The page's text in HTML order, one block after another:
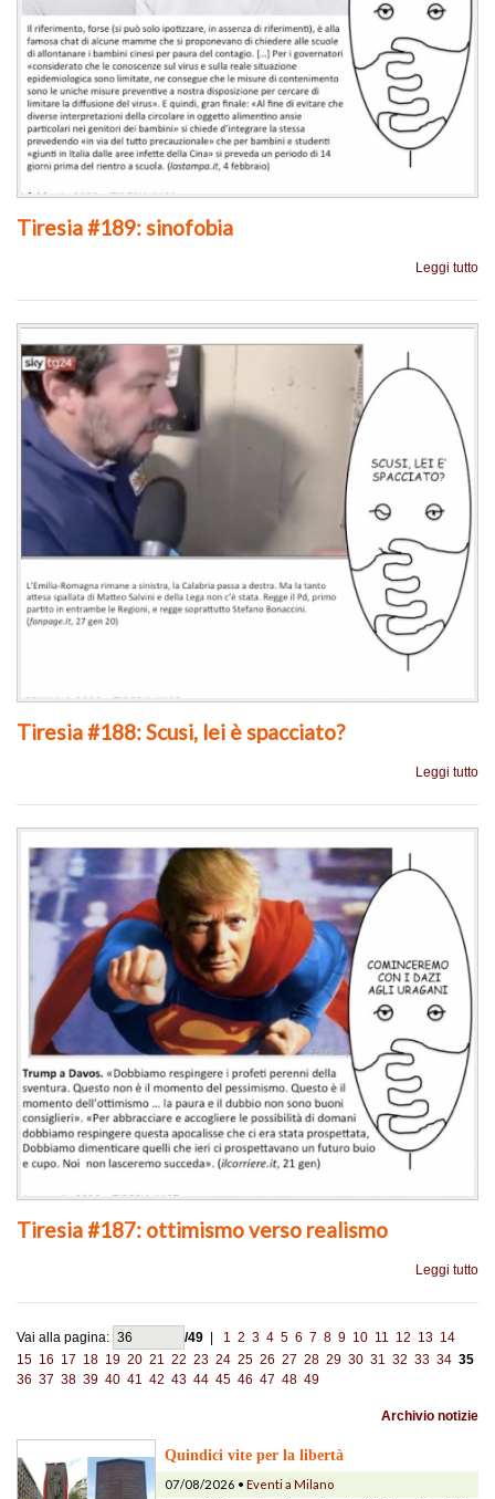
Tiresia #189: sinofobia
Leggi tutto
Tiresia #188: Scusi, lei è spacciato?
Leggi tutto
Tiresia #187: ottimismo verso realismo
Leggi tutto
Vai alla pagina: /49 1 2 3 4 5 6 7 8 9 10 11 12 13 14
15 16 17 18 19 20 21 22 23 24 25 26 27 28 29 30 31 32 33 34 35
36 37 38 39 40 41 42 43 44 45 46 47 48 49
Archivio notizie
Quindici vite per la libertà
07/08/2026 • Eventi a Milano